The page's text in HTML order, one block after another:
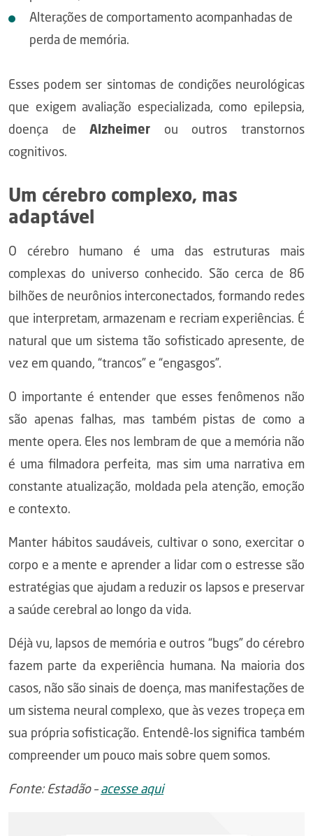
Alterações de comportamento acompanhadas de
perda de memória.
Esses podem ser sintomas de condições neurológicas
que exigem avaliação especializada, como epilepsia,
doença deAlzheimer ou outros transtornos
cognitivos.
Um cérebro complexo, mas
adaptável
O cérebro humano é uma das estruturas mais
complexas do universo conhecido. São cerca de 86
bilhões de neurônios interconectados, formando redes
que interpretam, armazenam e recriam experiências. É
natural que um sistema tão sofisticado apresente, de
vez em quando, “trancos” e “engasgos”.
O importante é entender que esses fenômenos não
são apenas falhas, mas também pistas de como a
mente opera. Eles nos lembram de que a memória não
é uma filmadora perfeita, mas sim uma narrativa em
constante atualização, moldada pela atenção, emoção
e contexto.
Manter hábitos saudáveis, cultivar o sono, exercitar o
corpo e a mente e aprender a lidar com o estresse são
estratégias que ajudam a reduzir os lapsos e preservar
a saúde cerebral ao longo da vida.
Déjà vu, lapsos de memória e outros “bugs” do cérebro
fazem parte da experiência humana. Na maioria dos
casos, não são sinais de doença, mas manifestações de
um sistema neural complexo, que às vezes tropeça em
sua própria sofisticação. Entendê-los significa também
compreender um pouco mais sobre quem somos.
Fonte: Estadão – acesse aqui